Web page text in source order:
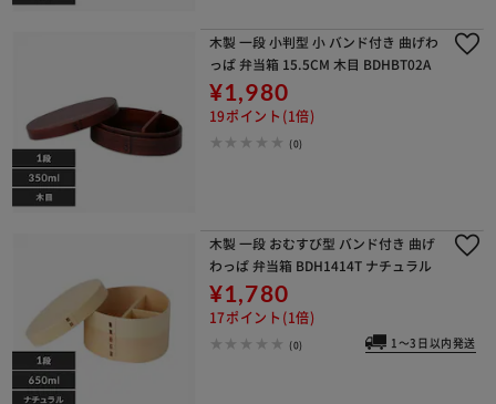
木製 一段 小判型 小 バンド付き 曲げわ
っぱ 弁当箱 15.5CM 木目 BDHBT02A
¥1,980
19ポイント(1倍)
(0)
木製 一段 おむすび型 バンド付き 曲げ
わっぱ 弁当箱 BDH1414T ナチュラル
¥1,780
17ポイント(1倍)
(0) 1～3日以内発送